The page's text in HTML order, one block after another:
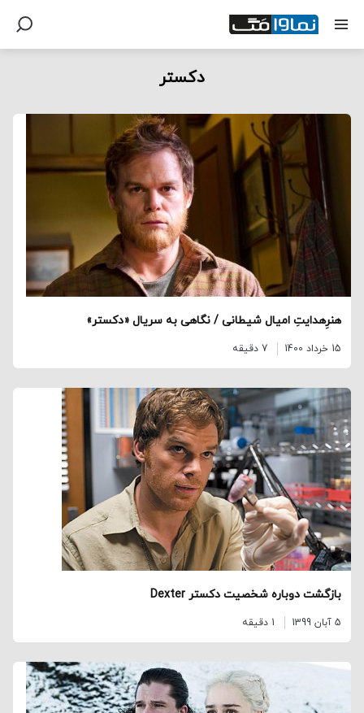
دکستر
هنرِهدایتِ امیال شیطانی / نگاهی به سریال «دکستر»
15 خرداد 1400 7 دقیقه
بازگشت دوباره شخصیت دکستر Dexter
5 آبان 1399 1 دقیقه